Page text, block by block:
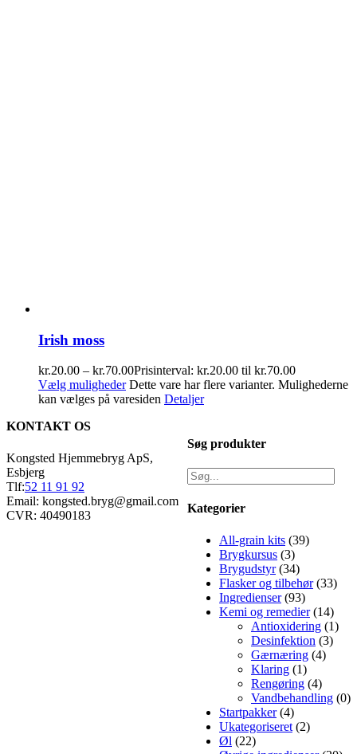
Irish moss
kr.20.00 – kr.70.00Prisinterval: kr.20.00 til kr.70.00
Vælg muligheder Dette vare har flere varianter. Mulighederne
kan vælges på varesiden Detaljer
Søg produkter
Kategorier
All-grain kits (39)
Brygkursus (3)
Brygudstyr (34)
Flasker og tilbehør (33)
Ingredienser (93)
Kemi og remedier (14)
Antioxidering (1)
Desinfektion (3)
Gærnæring (4)
Klaring (1)
Rengøring (4)
Vandbehandling (0)
Startpakker (4)
Ukategoriseret (2)
Øl (22)
KONTAKT OS
Kongsted Hjemmebryg ApS,
Esbjerg
Tlf:52 11 91 92
Email: kongsted.bryg@gmail.com
CVR: 40490183